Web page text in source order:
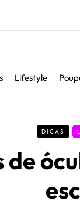
Lifestyle
DICAS